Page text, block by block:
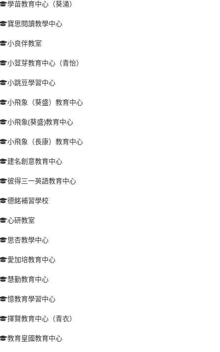
學苗教育中心（葵涌）
寶思閱讀教學中心
小良伴教室
小荳芽教育中心（青怡）
小跳豆學習中心
小飛象（葵盛）教育中心
小飛象(葵盛)教育中心
小飛象（長康）教育中心
建名創意教育中心
彼得三一英語教育中心
德銘補習學校
心研教室
思杏教學中心
愛加培教育中心
慧勤教育中心
憶教育學習中心
擇賢教育中心（青衣）
教育皇國教育中心